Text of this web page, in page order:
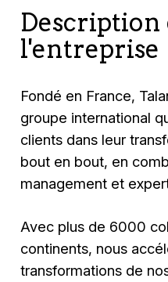
Description
l'entreprise
Fondé en France,
groupe international
clients dans leur
bout en bout, en
management et
Avec plus de 6000
continents, nous
transformations de